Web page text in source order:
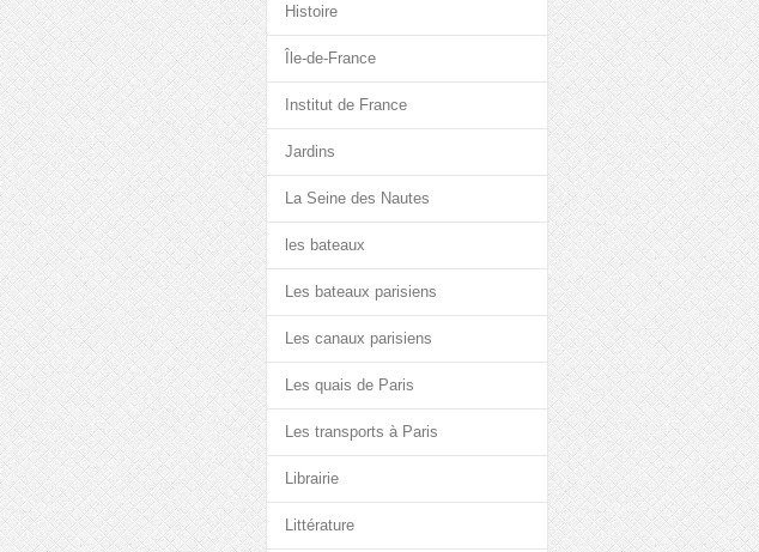
Histoire
Île-de-France
Institut de France
Jardins
La Seine des Nautes
les bateaux
Les bateaux parisiens
Les canaux parisiens
Les quais de Paris
Les transports à Paris
Librairie
Littérature